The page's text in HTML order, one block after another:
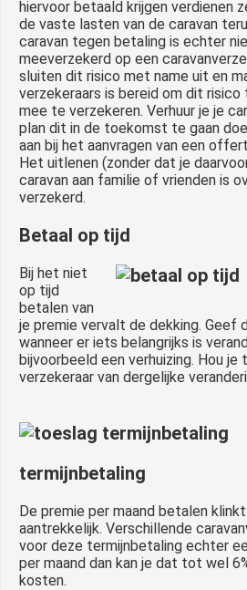
hiervoor betaald krijgen verdienen
de vaste lasten van de caravan
caravan tegen betaling is echter
meeverzekerd op een
sluiten dit risico met name uit en
verzekeraars is bereid om dit
mee te verzekeren. Verhuur je je
plan dit in de toekomst te gaan
aan bij het aanvragen van een
Het uitlenen (zonder dat je
caravan aan familie of vrienden is
verzekerd.
Betaal op tijd
Bij het niet
op tijd
betalen van
je premie vervalt de dekking. Geef
wanneer er iets belangrijks is
bijvoorbeeld een verhuizing. Hou je
verzekeraar van dergelijke
termijnbetaling
De premie per maand betalen
aantrekkelijk. Verschillende
voor deze termijnbetaling echter
per maand dan kan je dat tot wel
kosten.